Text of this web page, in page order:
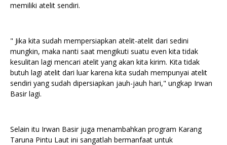
memiliki atelit sendiri.
" Jika kita sudah mempersiapkan atelit-atelit dari sedini
mungkin, maka nanti saat mengikuti suatu even kita tidak
kesulitan lagi mencari atelit yang akan kita kirim. Kita tidak
butuh lagi atelit dari luar karena kita sudah mempunyai atelit
sendiri yang sudah dipersiapkan jauh-jauh hari," ungkap Irwan
Basir lagi.
Selain itu Irwan Basir juga menambahkan program Karang
Taruna Pintu Laut ini sangatlah bermanfaat untuk